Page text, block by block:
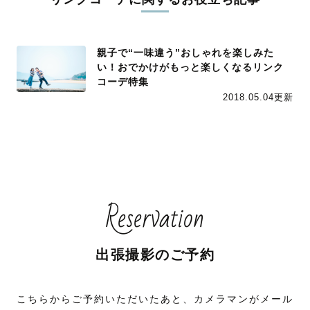
親子で“一味違う”おしゃれを楽しみた
い！おでかけがもっと楽しくなるリンク
コーデ特集
2018.05.04更新
Reservation
出張撮影のご予約
こちらからご予約いただいたあと、カメラマンがメール